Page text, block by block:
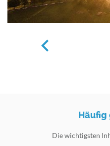
Häufig
Die wichtigsten